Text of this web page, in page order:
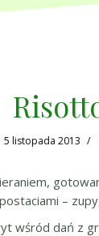
5 listopada 2013
–
wśród dań z